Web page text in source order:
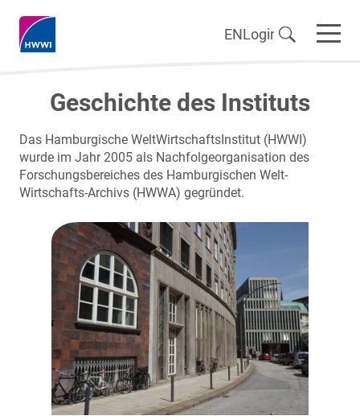
ENLogin
Geschichte des Instituts
Das Hamburgische WeltWirtschaftsInstitut (HWWI)
wurde im Jahr 2005 als Nachfolgeorganisation des
Forschungsbereiches des Hamburgischen Welt-
Wirtschafts-Archivs (HWWA) gegründet.